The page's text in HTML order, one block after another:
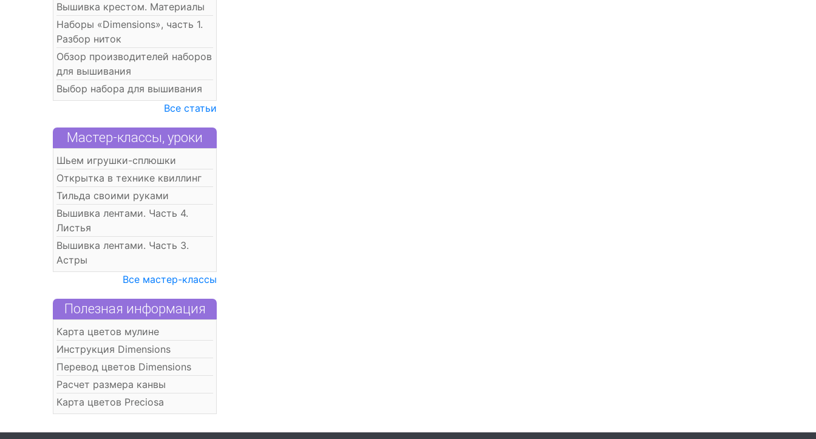
Вышивка крестом. Материалы
Наборы «Dimensions», часть 1.
Разбор ниток
Обзор производителей наборов
для вышивания
Выбор набора для вышивания
Все статьи
Мастер-классы, уроки
Шьем игрушки-сплюшки
Открытка в технике квиллинг
Тильда своими руками
Вышивка лентами. Часть 4.
Листья
Вышивка лентами. Часть 3.
Астры
Все мастер-классы
Полезная информация
Карта цветов мулине
Инструкция Dimensions
Перевод цветов Dimensions
Расчет размера канвы
Карта цветов Preciosa